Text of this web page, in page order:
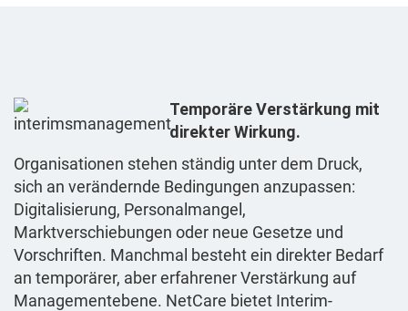
Temporäre Verstärkung mit
direkter Wirkung.
Organisationen stehen ständig unter dem Druck,
sich an verändernde Bedingungen anzupassen:
Digitalisierung, Personalmangel,
Marktverschiebungen oder neue Gesetze und
Vorschriften. Manchmal besteht ein direkter Bedarf
an temporärer, aber erfahrener Verstärkung auf
Managementebene. NetCare bietet Interim-